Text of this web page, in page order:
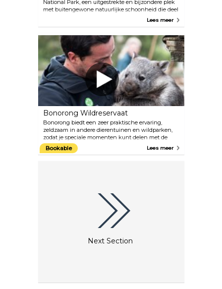
National Park, een uitgestrekte en bijzondere plek
met buitengewone natuurlijke schoonheid die deel
uitmaakt van het Tasmanian Wilderness World
persoon mee te nemen en van oesters en wijn te
genieten tijdens een picknick aan zee?
Lees meer
Bonorong Wildreservaat
Bonorong biedt een zeer praktische ervaring,
zeldzaam in andere dierentuinen en wildparken,
zodat je speciale momenten kunt delen met de
Australische wilde dieren. Tasmaanse duivels zijn
overdag actief, dus je kunt ze op elk moment
Bookable Lees meer
Next Section